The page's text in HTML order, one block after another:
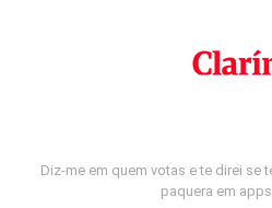
Diz-me em quem votas e te direi se
paquera em apps